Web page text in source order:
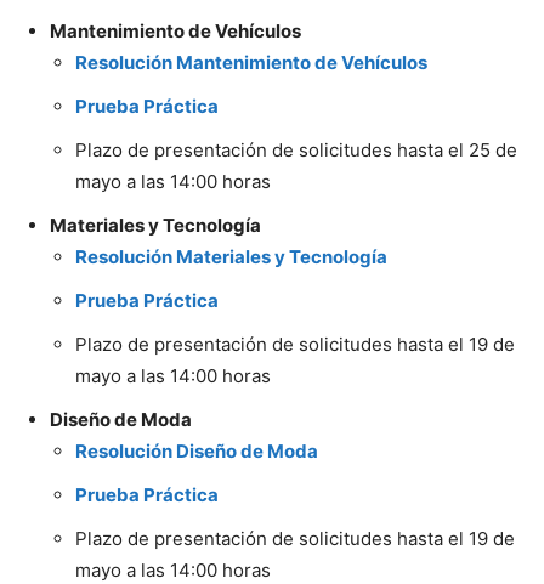
Mantenimiento de Vehículos
Resolución Mantenimiento de Vehículos
Prueba Práctica
Plazo de presentación de solicitudes hasta el 25 de
mayo a las 14:00 horas
Materiales y Tecnología
Resolución Materiales y Tecnología
Prueba Práctica
Plazo de presentación de solicitudes hasta el 19 de
mayo a las 14:00 horas
Diseño de Moda
Resolución Diseño de Moda
Prueba Práctica
Plazo de presentación de solicitudes hasta el 19 de
mayo a las 14:00 horas